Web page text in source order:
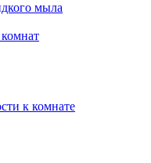
мыла
к комнате